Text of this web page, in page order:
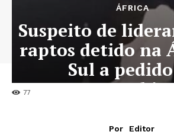
77
ÁFRICA
Suspeito de
raptos detido na
Sul a
Por
Editor